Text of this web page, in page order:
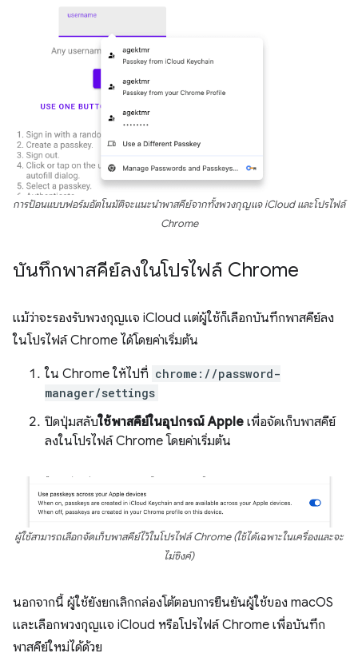
การป้อนแบบฟอร์มอัตโนมัติจะแนะนำพาสคีย์จากทั้งพวงกุญแจ iCloud และโปรไฟล์
Chrome
บันทึกพาสคีย์ลงในโปรไฟล์ Chrome
แม้ว่าจะรองรับพวงกุญแจ iCloud แต่ผู้ใช้ก็เลือกบันทึกพาสคีย์ลง
ในโปรไฟล์ Chrome ได้โดยค่าเริ่มต้น
ใน Chrome ให้ไปที่ chrome://password-
manager/settings
ปิดปุ่มสลับใช้พาสคีย์ในอุปกรณ์ Apple เพื่อจัดเก็บพาสคีย์
ลงในโปรไฟล์ Chrome โดยค่าเริ่มต้น
ผู้ใช้สามารถเลือกจัดเก็บพาสคีย์ไว้ในโปรไฟล์ Chrome (ใช้ได้เฉพาะในเครื่องและจะ
ไม่ซิงค์)
นอกจากนี้ ผู้ใช้ยังยกเลิกกล่องโต้ตอบการยืนยันผู้ใช้ของ macOS
และเลือกพวงกุญแจ iCloud หรือโปรไฟล์ Chrome เพื่อบันทึก
พาสคีย์ใหม่ได้ด้วย